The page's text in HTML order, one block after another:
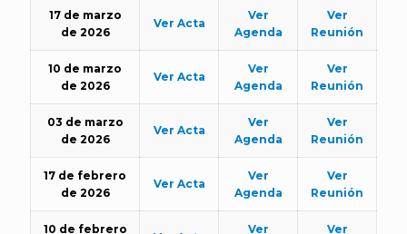
17 de marzo
de 2026
Ver Acta
Ver
Agenda
Ver
Reunión
10 de marzo
de 2026
Ver Acta
Ver
Agenda
Ver
Reunión
03 de marzo
de 2026
Ver Acta
Ver
Agenda
Ver
Reunión
17 de febrero
de 2026
Ver Acta
Ver
Agenda
Ver
Reunión
10 de febrero
Ver
Ver